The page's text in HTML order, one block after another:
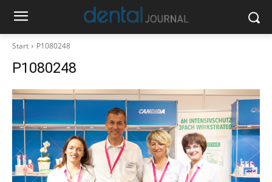
Start P1080248
P1080248